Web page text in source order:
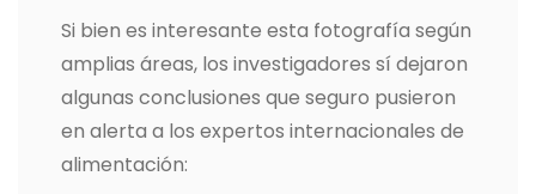
Si bien es interesante esta fotografía según
amplias áreas, los investigadores sí dejaron
algunas conclusiones que seguro pusieron
en alerta a los expertos internacionales de
alimentación: